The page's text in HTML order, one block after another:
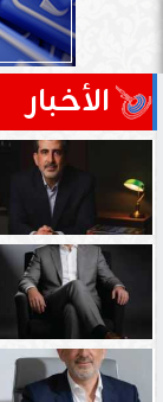
الأخبار